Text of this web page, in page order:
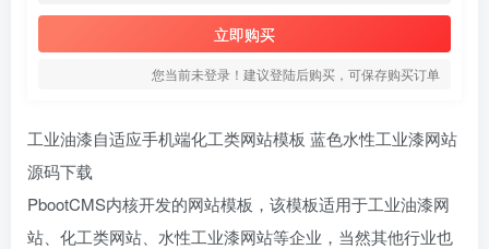
立即购买
您当前未登录！建议登陆后购买，可保存购买订单
工业油漆自适应手机端化工类网站模板 蓝色水性工业漆网站
源码下载
PbootCMS内核开发的网站模板，该模板适用于工业油漆网
站、化工类网站、水性工业漆网站等企业，当然其他行业也